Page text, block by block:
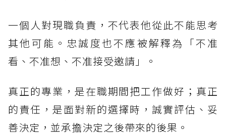
一個人對現職負責，不代表他從此不能思考
其他可能。忠誠度也不應被解釋為「不准
看、不准想、不准接受邀請」。
真正的專業，是在職期間把工作做好；真正
的責任，是面對新的選擇時，誠實評估、妥
善決定，並承擔決定之後帶來的後果。